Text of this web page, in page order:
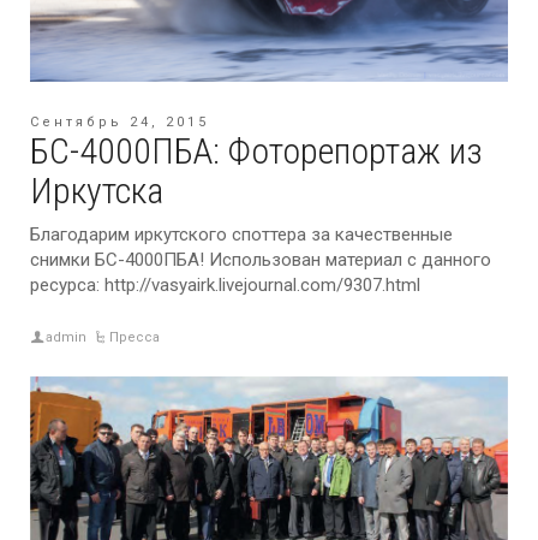
Сентябрь 24, 2015
БС-4000ПБА: Фоторепортаж из
Иркутска
Благодарим иркутского споттера за качественные
снимки БС-4000ПБА! Использован материал с данного
ресурса: http://vasyairk.livejournal.com/9307.html
admin Пресса